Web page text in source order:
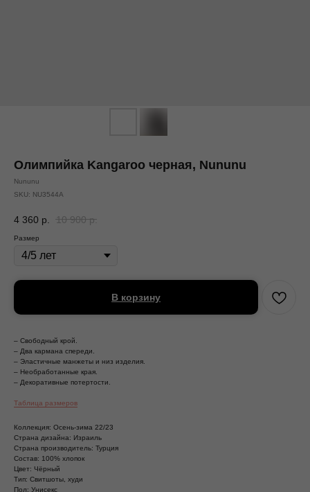
Олимпийка Kangaroo черная, Nununu
Nununu
SKU: NU3544A
4 360 р. 10 900 р.
Размер
В корзину
– Свободный крой.
– Два кармана спереди.
– Эластичные манжеты и низ изделия.
– Необработанные края.
– Декоративные потертости.
Таблица размеров
Коллекция: Осень-зима 22/23
Страна дизайна: Израиль
Страна производитель: Турция
Состав: 100% хлопок
Цвет: Чёрный
Тип: Свитшоты, худи
Пол: Унисекс